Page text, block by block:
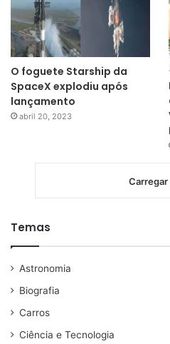
O foguete Starship da
SpaceX explodiu após
lançamento
abril 20, 2023
Carregar
Temas
Astronomia
Biografia
Carros
Ciência e Tecnologia